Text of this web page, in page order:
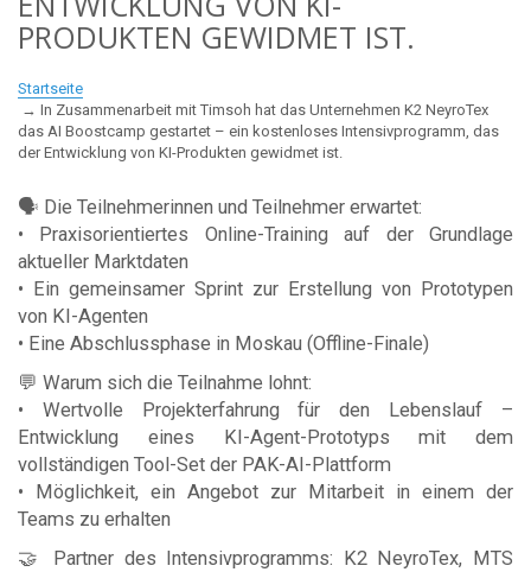
PRODUKTEN GEWIDMET IST.
Startseite
In Zusammenarbeit mit Timsoh hat das Unternehmen K2 NeyroTex
das AI Boostcamp gestartet – ein kostenloses Intensivprogramm, das
der Entwicklung von KI-Produkten gewidmet ist.
🗣 Die Teilnehmerinnen und Teilnehmer erwartet:
• Praxisorientiertes Online-Training auf der Grundlage
aktueller Marktdaten
• Ein gemeinsamer Sprint zur Erstellung von Prototypen
von KI-Agenten
• Eine Abschlussphase in Moskau (Offline-Finale)
💬 Warum sich die Teilnahme lohnt:
• Wertvolle Projekterfahrung für den Lebenslauf –
Entwicklung eines KI-Agent-Prototyps mit dem
vollständigen Tool-Set der PAK-AI-Plattform
• Möglichkeit, ein Angebot zur Mitarbeit in einem der
Teams zu erhalten
🤝 Partner des Intensivprogramms: K2 NeyroTex, MTS